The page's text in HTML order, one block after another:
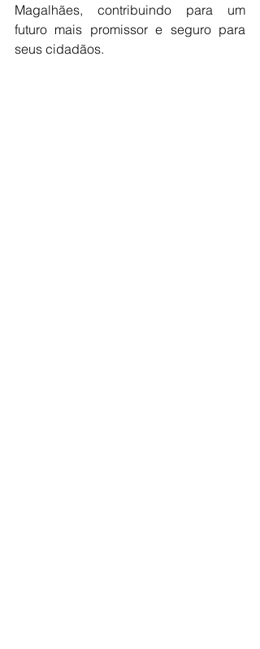
Magalhães, contribuindo para um
futuro mais promissor e seguro para
seus cidadãos.